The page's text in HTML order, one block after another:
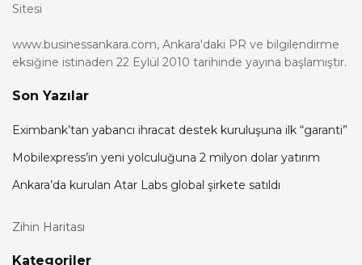
Sitesi
www.businessankara.com, Ankara'daki PR ve bilgilendirme
eksiğine istinaden 22 Eylül 2010 tarihinde yayına başlamıştır.
Son Yazılar
Eximbank’tan yabancı ihracat destek kuruluşuna ilk “garanti”
Mobilexpress’in yeni yolculuğuna 2 milyon dolar yatırım
Ankara’da kurulan Atar Labs global şirkete satıldı
Zihin Haritası
Kategoriler